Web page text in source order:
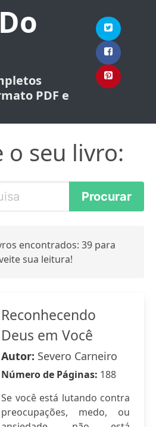
PDF e
o seu livro:
encontrados: 39 para
sua leitura!
Reconhecendo
Deus em Você
Autor: Severo Carneiro
Número de Páginas: 188
Se você está lutando contra
preocupações, medo, ou